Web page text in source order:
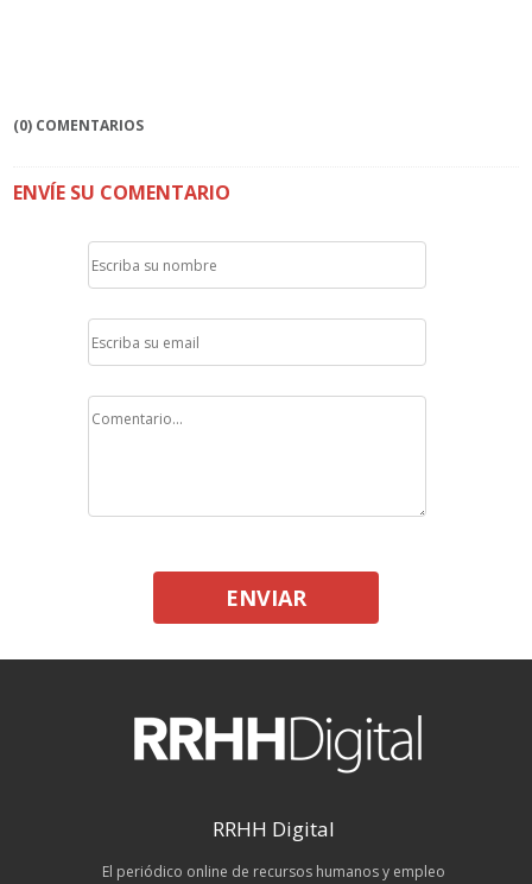
(0) COMENTARIOS
ENVÍE SU COMENTARIO
ENVIAR
RRHH Digital
El periódico online de recursos humanos y empleo